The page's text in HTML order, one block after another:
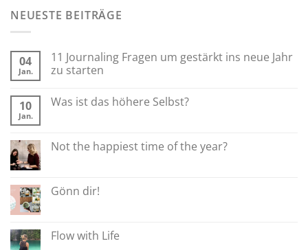
NEUESTE BEITRÄGE
04
Jan.
11 Journaling Fragen um gestärkt ins neue Jahr
zu starten
10
Jan.
Was ist das höhere Selbst?
Not the happiest time of the year?
Gönn dir!
Flow with Life